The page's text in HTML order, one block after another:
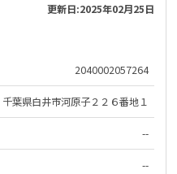
更新日:2025年02月25日
2040002057264
千葉県白井市河原子２２６番地１
--
--